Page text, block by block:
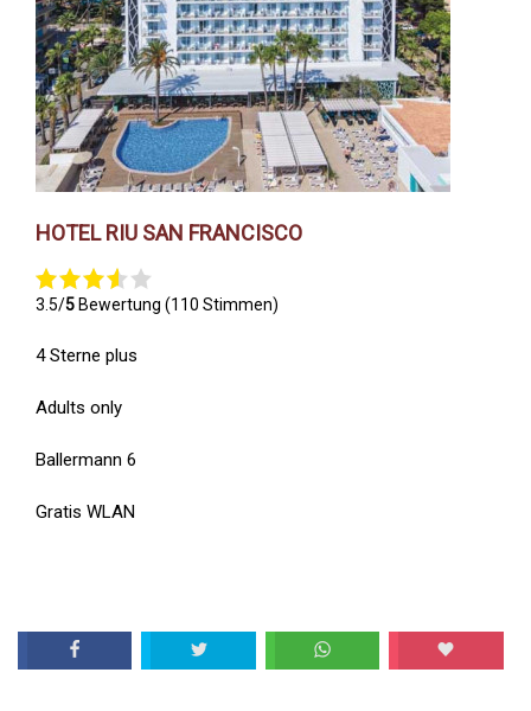
HOTEL RIU SAN FRANCISCO
3.5/5 Bewertung (110 Stimmen)
4 Sterne plus
Adults only
Ballermann 6
Gratis WLAN